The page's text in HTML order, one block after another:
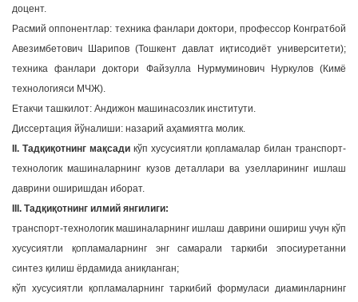
доцент.
Расмий оппонентлар: техника фанлари доктори, профессор Конгратбой
Авезимбетович Шарипов (Тошкент давлат иқтисодиёт университети);
техника фанлари доктори Файзулла Нурмуминович Нуркулов (Кимё
технологияcи МЧЖ).
Етакчи ташкилот: Андижон машинасозлик институти.
Диссертация йўналиши: назарий аҳамиятга молик.
II. Тадқиқотнинг мақсади кўп хусусиятли қопламалар билан транспорт-
технологик машиналарнинг кузов деталлари ва узелларининг ишлаш
даврини оширишдан иборат.
III. Тадқиқотнинг илмий янгилиги:
транспорт-технологик машиналарнинг ишлаш даврини ошириш учун кўп
хусусиятли қопламаларнинг энг самарали таркиби эпосиуретанни
синтез қилиш ёрдамида аниқланган;
кўп хусусиятли қопламаларнинг таркибий формуласи диаминларнинг